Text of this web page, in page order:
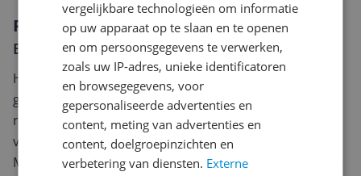
Reviews
Er zijn nog geen reviews geschreven
Heb jij dit product in bezit en wil je graag je mening
geven? Start dan hieronder met het schrijven van je
review. Afhankelijk van de details duurt het schrijven
van een review gemiddeld tussen de 3 en 10 minuten.
Met jouw mening help je andere bezoekers een betere
vergelijkbare technologieën om informatie
op uw apparaat op te slaan en te openen
en om persoonsgegevens te verwerken,
zoals uw IP-adres, unieke identificatoren
en browsegegevens, voor
gepersonaliseerde advertenties en
content, meting van advertenties en
content, doelgroepinzichten en
verbetering van diensten. Externe